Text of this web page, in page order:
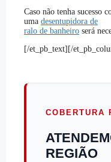
Caso não tenha sucesso
uma desentupidora de
ralo de banheiro será
[/et_pb_text][/
COBERTURA
REGIÃO